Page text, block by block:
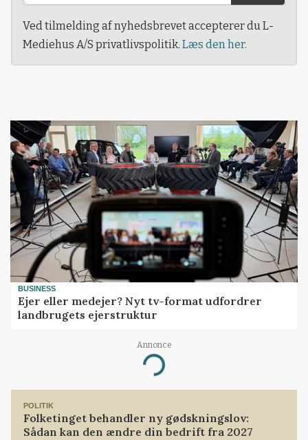
Ved tilmelding af nyhedsbrevet accepterer du L-
Mediehus A/S privatlivspolitik. Læs den her.
BUSINESS
Ejer eller medejer? Nyt tv-format udfordrer
landbrugets ejerstruktur
Annonce
Loading...
POLITIK
Folketinget behandler ny gødskningslov:
Sådan kan den ændre din bedrift fra 2027